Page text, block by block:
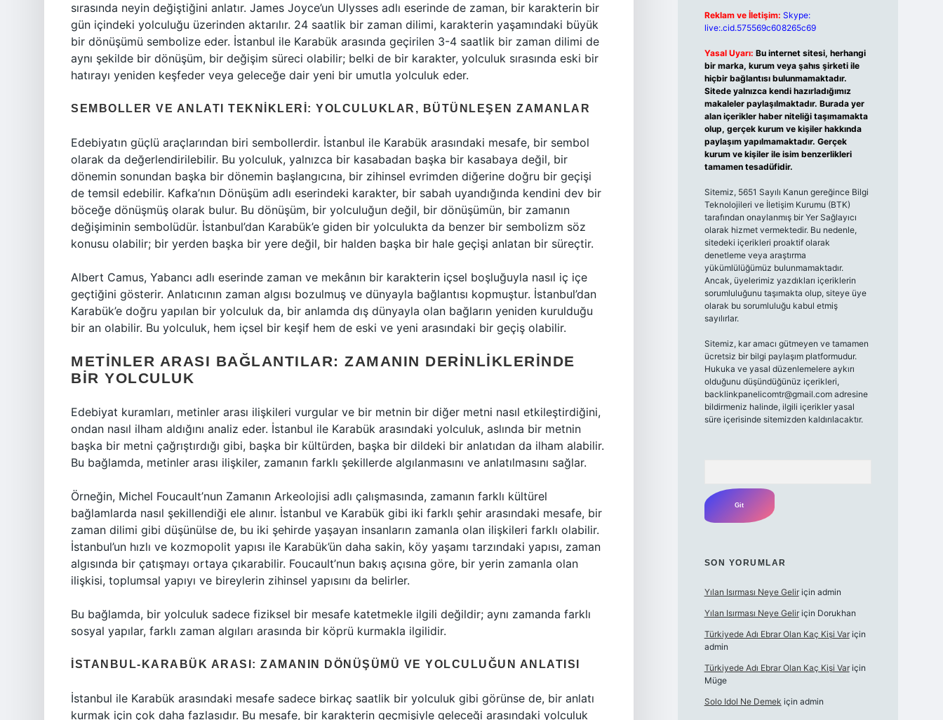
sırasında neyin değiştiğini anlatır. James Joyce’un Ulysses adlı eserinde de zaman, bir karakterin bir
gün içindeki yolculuğu üzerinden aktarılır. 24 saatlik bir zaman dilimi, karakterin yaşamındaki büyük
bir dönüşümü sembolize eder. İstanbul ile Karabük arasında geçirilen 3-4 saatlik bir zaman dilimi de
aynı şekilde bir dönüşüm, bir değişim süreci olabilir; belki de bir karakter, yolculuk sırasında eski bir
hatırayı yeniden keşfeder veya geleceğe dair yeni bir umutla yolculuk eder.
SEMBOLLER VE ANLATI TEKNIKLERI: YOLCULUKLAR, BÜTÜNLEŞEN ZAMANLAR
Edebiyatın güçlü araçlarından biri sembollerdir. İstanbul ile Karabük arasındaki mesafe, bir sembol
olarak da değerlendirilebilir. Bu yolculuk, yalnızca bir kasabadan başka bir kasabaya değil, bir
dönemin sonundan başka bir dönemin başlangıcına, bir zihinsel evrimden diğerine doğru bir geçişi
de temsil edebilir. Kafka’nın Dönüşüm adlı eserindeki karakter, bir sabah uyandığında kendini dev bir
böceğe dönüşmüş olarak bulur. Bu dönüşüm, bir yolculuğun değil, bir dönüşümün, bir zamanın
değişiminin sembolüdür. İstanbul’dan Karabük’e giden bir yolculukta da benzer bir sembolizm söz
konusu olabilir; bir yerden başka bir yere değil, bir halden başka bir hale geçişi anlatan bir süreçtir.
Albert Camus, Yabancı adlı eserinde zaman ve mekânın bir karakterin içsel boşluğuyla nasıl iç içe
geçtiğini gösterir. Anlatıcının zaman algısı bozulmuş ve dünyayla bağlantısı kopmuştur. İstanbul’dan
Karabük’e doğru yapılan bir yolculuk da, bir anlamda dış dünyayla olan bağların yeniden kurulduğu
bir an olabilir. Bu yolculuk, hem içsel bir keşif hem de eski ve yeni arasındaki bir geçiş olabilir.
METINLER ARASI BAĞLANTILAR: ZAMANIN DERINLIKLERINDE
BIR YOLCULUK
Edebiyat kuramları, metinler arası ilişkileri vurgular ve bir metnin bir diğer metni nasıl etkileştirdiğini,
ondan nasıl ilham aldığını analiz eder. İstanbul ile Karabük arasındaki yolculuk, aslında bir metnin
başka bir metni çağrıştırdığı gibi, başka bir kültürden, başka bir dildeki bir anlatıdan da ilham alabilir.
Bu bağlamda, metinler arası ilişkiler, zamanın farklı şekillerde algılanmasını ve anlatılmasını sağlar.
Örneğin, Michel Foucault’nun Zamanın Arkeolojisi adlı çalışmasında, zamanın farklı kültürel
bağlamlarda nasıl şekillendiği ele alınır. İstanbul ve Karabük gibi iki farklı şehir arasındaki mesafe, bir
zaman dilimi gibi düşünülse de, bu iki şehirde yaşayan insanların zamanla olan ilişkileri farklı olabilir.
İstanbul’un hızlı ve kozmopolit yapısı ile Karabük’ün daha sakin, köy yaşamı tarzındaki yapısı, zaman
algısında bir çatışmayı ortaya çıkarabilir. Foucault’nun bakış açısına göre, bir yerin zamanla olan
ilişkisi, toplumsal yapıyı ve bireylerin zihinsel yapısını da belirler.
Bu bağlamda, bir yolculuk sadece fiziksel bir mesafe katetmekle ilgili değildir; aynı zamanda farklı
sosyal yapılar, farklı zaman algıları arasında bir köprü kurmakla ilgilidir.
İSTANBUL-KARABÜK ARASI: ZAMANIN DÖNÜŞÜMÜ VE YOLCULUĞUN ANLATISI
İstanbul ile Karabük arasındaki mesafe sadece birkaç saatlik bir yolculuk gibi görünse de, bir anlatı
kurmak için çok daha fazlasıdır. Bu mesafe, bir karakterin geçmişiyle geleceği arasındaki yolculuk
Reklam ve İletişim: Skype:
live:.cid.575569c608265c69
Yasal Uyarı: Bu internet sitesi, herhangi
bir marka, kurum veya şahıs şirketi ile
hiçbir bağlantısı bulunmamaktadır.
Sitede yalnızca kendi hazırladığımız
makaleler paylaşılmaktadır. Burada yer
alan içerikler haber niteliği taşımamakta
olup, gerçek kurum ve kişiler hakkında
paylaşım yapılmamaktadır. Gerçek
kurum ve kişiler ile isim benzerlikleri
tamamen tesadüfidir.
Sitemiz, 5651 Sayılı Kanun gereğince Bilgi
Teknolojileri ve İletişim Kurumu (BTK)
tarafından onaylanmış bir Yer Sağlayıcı
olarak hizmet vermektedir. Bu nedenle,
sitedeki içerikleri proaktif olarak
denetleme veya araştırma
yükümlülüğümüz bulunmamaktadır.
Ancak, üyelerimiz yazdıkları içeriklerin
sorumluluğunu taşımakta olup, siteye üye
olarak bu sorumluluğu kabul etmiş
sayılırlar.
Sitemiz, kar amacı gütmeyen ve tamamen
ücretsiz bir bilgi paylaşım platformudur.
Hukuka ve yasal düzenlemelere aykırı
olduğunu düşündüğünüz içerikleri,
backlinkpanelicomtr@gmail.comadresine
bildirmeniz halinde, ilgili içerikler yasal
süre içerisinde sitemizden kaldırılacaktır.
SON YORUMLAR
Yılan Isırması Neye Geliriçin admin
Yılan Isırması Neye Geliriçin Dorukhan
Türkiyede Adı Ebrar Olan Kaç Kişi Variçin
admin
Türkiyede Adı Ebrar Olan Kaç Kişi Variçin
Müge
Solo Idol Ne Demek için admin